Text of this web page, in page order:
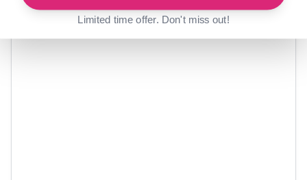
Limited time offer. Don't miss out!